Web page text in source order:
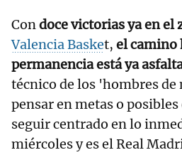
Condoce victorias ya en el
Valencia Basket, el camino
permanencia está ya
técnico de los 'hombres
pensar en metas o
seguir centrado en lo
miércoles y es el Real